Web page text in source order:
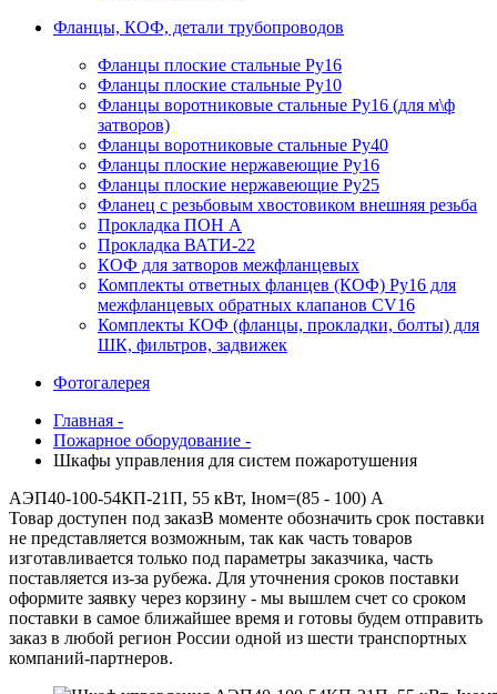
Фланцы, КОФ, детали трубопроводов
Фланцы плоские стальные Ру16
Фланцы плоские стальные Ру10
Фланцы воротниковые стальные Ру16 (для м\ф
затворов)
Фланцы воротниковые стальные Ру40
Фланцы плоские нержавеющие Ру16
Фланцы плоские нержавеющие Ру25
Фланец с резьбовым хвостовиком внешняя резьба
Прокладка ПОН А
Прокладка ВАТИ-22
КОФ для затворов межфланцевых
Комплекты ответных фланцев (КОФ) Ру16 для
межфланцевых обратных клапанов CV16
Комплекты КОФ (фланцы, прокладки, болты) для
ШК, фильтров, задвижек
Фотогалерея
Главная -
Пожарное оборудование -
Шкафы управления для систем пожаротушения
АЭП40-100-54КП-21П, 55 кВт, Iном=(85 - 100) А
Товар доступен под заказВ моменте обозначить срок поставки
не представляется возможным, так как часть товаров
изготавливается только под параметры заказчика, часть
поставляется из-за рубежа. Для уточнения сроков поставки
оформите заявку через корзину - мы вышлем счет со сроком
поставки в самое ближайшее время и готовы будем отправить
заказ в любой регион России одной из шести транспортных
компаний-партнеров.